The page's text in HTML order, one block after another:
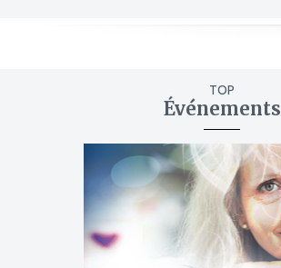
TOP
Événements
mes
favoris